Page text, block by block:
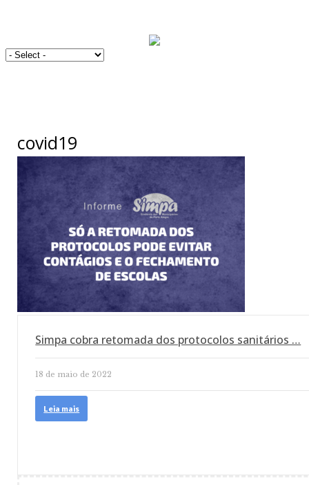
covid19
Simpa cobra retomada dos protocolos sanitários …
18 de maio de 2022
Leia mais